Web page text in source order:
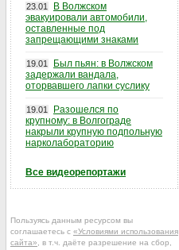
23.01
В Волжском
эвакуировали автомобили,
оставленные под
запрещающими знаками
19.01
Был пьян: в Волжском
задержали вандала,
оторвавшего лапки суслику
19.01
Разошелся по
крупному: в Волгограде
накрыли крупную подпольную
нарколабораторию
Все видеорепортажи
Пользуясь данным ресурсом вы
соглашаетесь с «Условиями использования
сайта» , в т.ч. даёте разрешение на сбор,